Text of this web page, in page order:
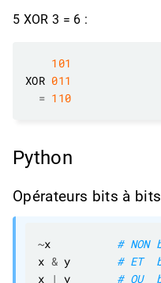
5 XOR 3 = 6 :
101
XOR 011
= 110
Python
Opérateurs bits à
~x #
x & y # ET
x
| y # OU